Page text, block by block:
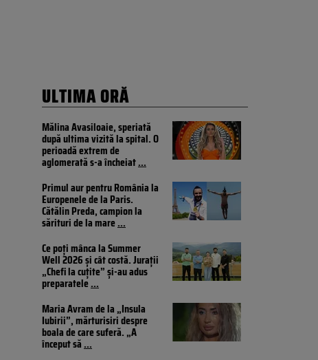
ULTIMA ORĂ
Mălina Avasiloaie, speriată
după ultima vizită la spital. O
perioadă extrem de
aglomerată s-a încheiat...
Primul aur pentru România la
Europenele de la Paris.
Cătălin Preda, campion la
sărituri de la mare...
Ce poți mânca la Summer
Well 2026 și cât costă. Jurații
„Chefi la cuțite” și-au adus
preparatele...
Maria Avram de la „Insula
Iubirii”, mărturisiri despre
boala de care suferă. „A
început să...